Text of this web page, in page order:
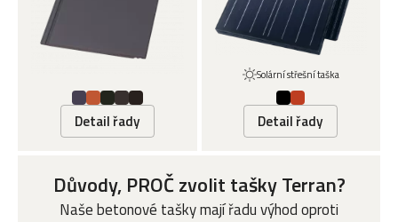
Detail řady
Solární střešní taška
Detail řady
Důvody, PROČ zvolit tašky Terran?
Naše betonové tašky mají řadu výhod oproti